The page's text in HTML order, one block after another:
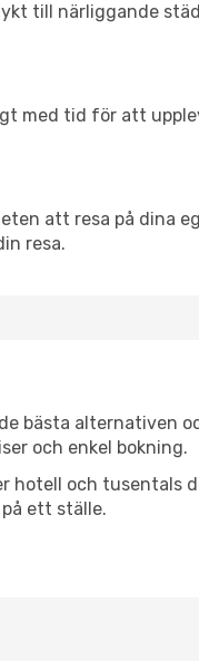
till närliggande
med tid för att
att resa på dina
resa.
bästa alternativen
och enkel bokning.
hotell och tusentals
ett ställe.